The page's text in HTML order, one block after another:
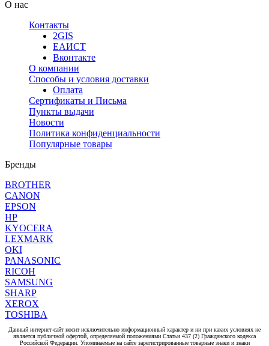
О нас
Контакты
2GIS
ЕАИСТ
Вконтакте
О компании
Способы и условия доставки
Оплата
Сертификаты и Письма
Пункты выдачи
Новости
Политика конфиденциальности
Популярные товары
Бренды
BROTHER
CANON
EPSON
HP
KYOCERA
LEXMARK
OKI
PANASONIC
RICOH
SAMSUNG
SHARP
XEROX
TOSHIBA
Данный интернет-сайт носит исключительно информационный характер и ни при каких условиях не
является публичной офертой, определяемой положениями Статьи 437 (2) Гражданского кодекса
Российской Федерации. Упоминаемые на сайте зарегистрированные товарные знаки и знаки